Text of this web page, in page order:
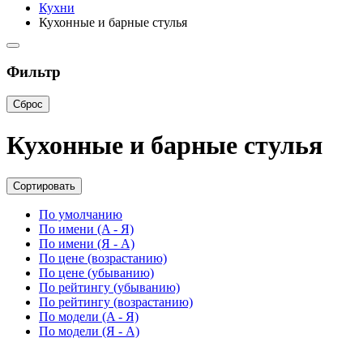
Кухни
Кухонные и барные стулья
Фильтр
Сброс
Кухонные и барные стулья
Сортировать
По умолчанию
По имени (A - Я)
По имени (Я - A)
По цене (возрастанию)
По цене (убыванию)
По рейтингу (убыванию)
По рейтингу (возрастанию)
По модели (A - Я)
По модели (Я - A)